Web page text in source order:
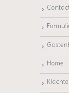
Home